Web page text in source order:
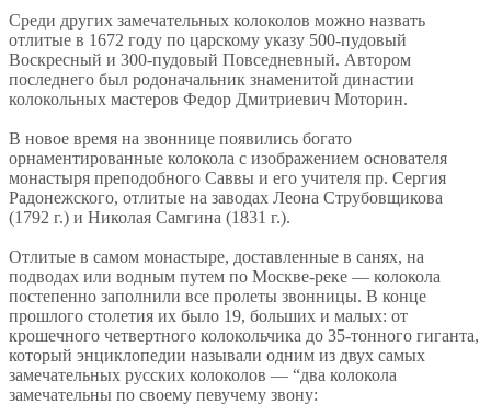
Среди других замечательных колоколов можно назвать
отлитые в 1672 году по царскому указу 500-пудовый
Воскресный и 300-пудовый Повседневный. Автором
последнего был родоначальник знаменитой династии
колокольных мастеров Федор Дмитриевич Моторин.
В новое время на звоннице появились богато
орнаментированные колокола с изображением основателя
монастыря преподобного Саввы и его учителя пр. Сергия
Радонежского, отлитые на заводах Леона Струбовщикова
(1792 г.) и Николая Самгина (1831 г.).
Отлитые в самом монастыре, доставленные в санях, на
подводах или водным путем по Москве-реке — колокола
постепенно заполнили все пролеты звонницы. В конце
прошлого столетия их было 19, больших и малых: от
крошечного четвертного колокольчика до 35-тонного гиганта,
который энциклопедии называли одним из двух самых
замечательных русских колоколов — “два колокола
замечательны по своему певучему звону: